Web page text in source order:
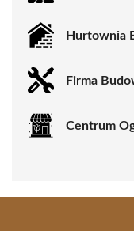
Hurtownia
Firma
Centrum